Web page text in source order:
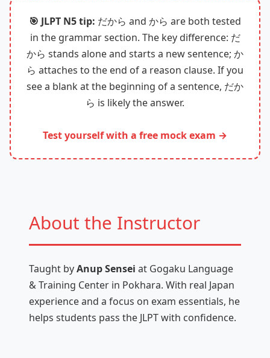
🎯 JLPT N5 tip: だから and から are both tested
in the grammar section. The key difference: だ
から stands alone and starts a new sentence; か
ら attaches to the end of a reason clause. If you
see a blank at the beginning of a sentence, だか
ら is likely the answer.
Test yourself with a free mock exam →
About the Instructor
Taught byAnup Sensei at Gogaku Language
& Training Center in Pokhara. With real Japan
experience and a focus on exam essentials, he
helps students pass the JLPT with confidence.